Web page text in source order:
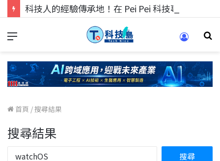
首頁 /搜尋結果
搜尋結果